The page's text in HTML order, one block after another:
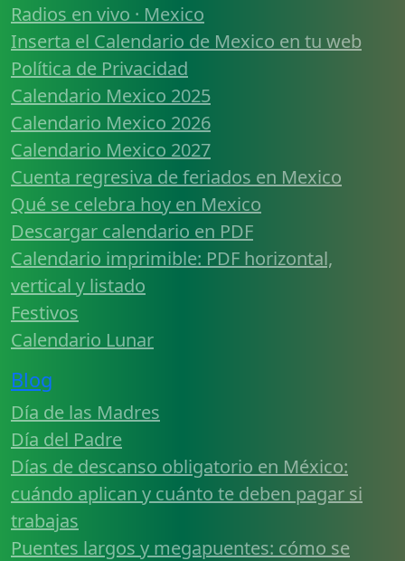
Radios en vivo · Mexico
Inserta el Calendario de Mexico en tu web
Política de Privacidad
Calendario Mexico 2025
Calendario Mexico 2026
Calendario Mexico 2027
Cuenta regresiva de feriados en Mexico
Qué se celebra hoy en Mexico
Descargar calendario en PDF
Calendario imprimible: PDF horizontal,
vertical y listado
Festivos
Calendario Lunar
Blog
Día de las Madres
Día del Padre
Días de descanso obligatorio en México:
cuándo aplican y cuánto te deben pagar si
trabajas
Puentes largos y megapuentes: cómo se